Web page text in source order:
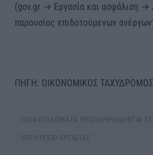
(gov.gr → Εργασία και ασφάλιση
παρουσίας επιδοτούμενων
ΠΗΓΗ: ΟΙΚΟΝΟΜΙΚΟΣ
ΠΟΙΑ ΕΠΙΔΟΜΑΤΑ ΠΡΟΠΛΗΡΩΝΟΝΤΑΙ
ΥΠΟΥΡΓΕΙΟ ΕΡΓΑΣΙΑΣ